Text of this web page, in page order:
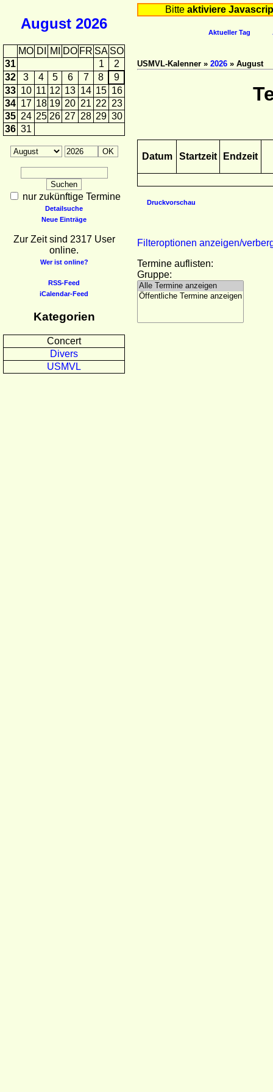
August 2026
MO DI MI DO FR SA SO
31
1
2
32
3 4 5 6 7 8
9
33 10 11 12 13 14 15 16
34 17 18 19 20 21 22 23
35 24 25 26 27 28 29 30
36 31
nur zukünftige Termine
Detailsuche
Neue Einträge
Zur Zeit sind 2317 User
online.
Wer ist online?
RSS-Feed
iCalendar-Feed
Kategorien
Concert
Divers
USMVL
Bitte aktiviere
Aktueller Tag
USMVL-Kalenner » 2026 » August
Datum Startzeit Endzeit
Druckvorschau
Filteroptionen anzeigen/
Termine auflisten:
Gruppe: